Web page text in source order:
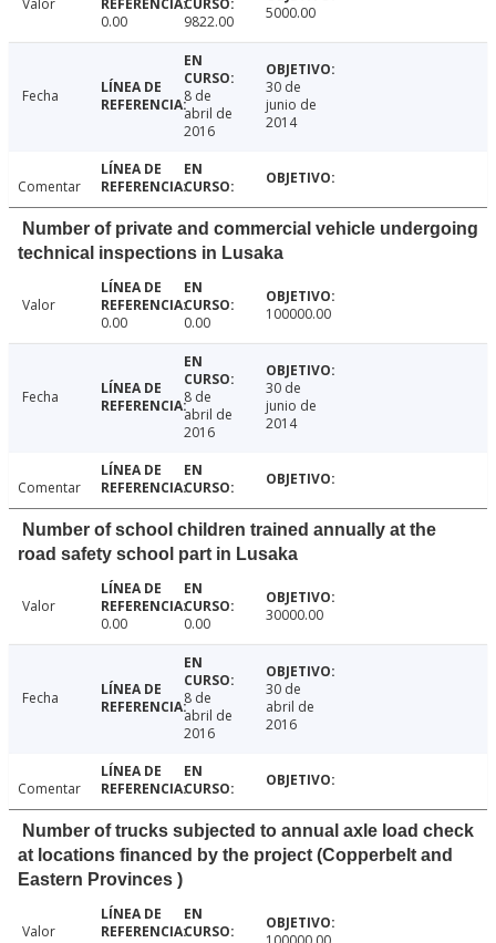
Valor
0.00
9822.00 5000.00
Fecha
8 de
abril de
2016
30 de
junio de
2014
Comentar
Number of private and commercial vehicle undergoing
technical inspections in Lusaka
Valor
0.00
0.00 100000.00
Fecha
8 de
abril de
2016
30 de
junio de
2014
Comentar
Number of school children trained annually at the
road safety school part in Lusaka
Valor
0.00
0.00 30000.00
Fecha
8 de
abril de
2016
30 de
abril de
2016
Comentar
Number of trucks subjected to annual axle load check
at locations financed by the project (Copperbelt and
Eastern Provinces )
Valor